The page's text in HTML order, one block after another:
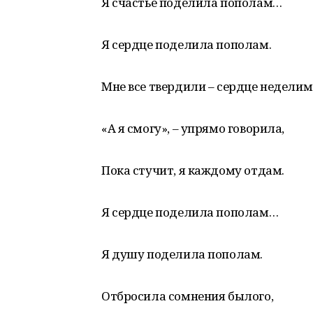
Я сердце поделила пополам.
Мне все твердили – сердце
«А я смогу», – упрямо говорила,
Пока стучит, я каждому отдам.
Я сердце поделила пополам…
Я душу поделила пополам.
Отбросила сомнения былого,